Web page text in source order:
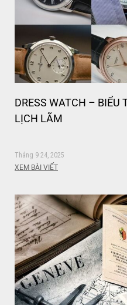
DRESS WATCH – BIỂU
LỊCH LÃM
Tháng 9 24, 2025
XEM BÀI VIẾT